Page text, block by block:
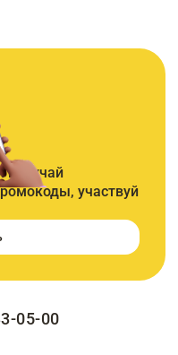
участвуй
05-00